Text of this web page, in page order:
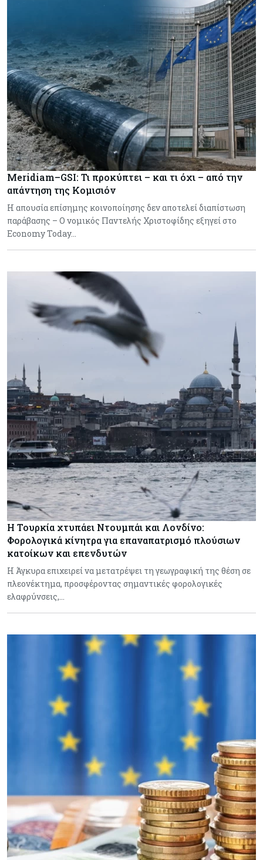
Meridiam–GSI: Τι προκύπτει – και τι όχι – από την
απάντηση της Κομισιόν
Η απουσία επίσημης κοινοποίησης δεν αποτελεί διαπίστωση
παράβασης – Ο νομικός Παντελής Χριστοφίδης εξηγεί στο
Economy Today…
Η Τουρκία χτυπάει Ντουμπάι και Λονδίνο:
Φορολογικά κίνητρα για επαναπατρισμό πλούσιων
κατοίκων και επενδυτών
Η Άγκυρα επιχειρεί να μετατρέψει τη γεωγραφική της θέση σε
πλεονέκτημα, προσφέροντας σημαντικές φορολογικές
ελαφρύνσεις,…